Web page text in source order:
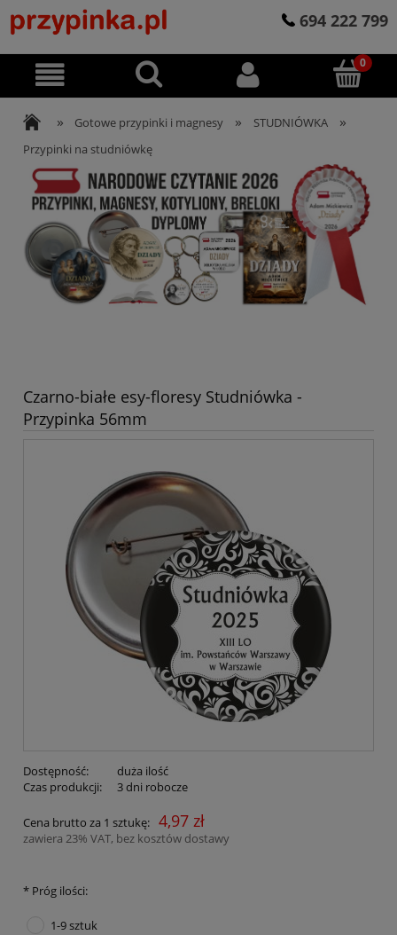
694 222 799
» Gotowe przypinki i magnesy » STUDNIÓWKA »
Przypinki na studniówkę
Czarno-białe esy-floresy Studniówka -
Przypinka 56mm
Dostępność:
duża ilość
Czas produkcji:
3 dni robocze
Cena brutto za 1 sztukę: 4,97 zł
zawiera 23% VAT, bez kosztów dostawy
* Próg ilości:
1-9 sztuk